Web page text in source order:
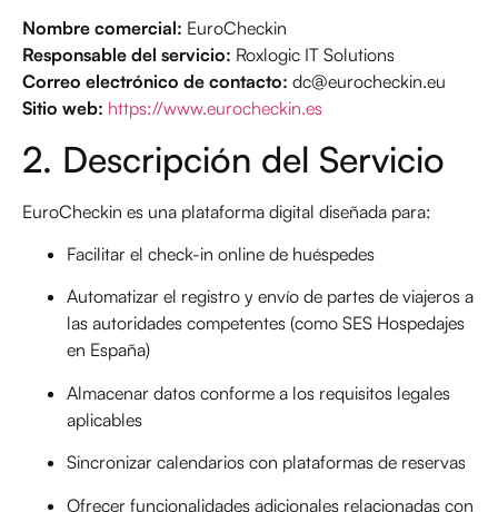
Nombre comercial: EuroCheckin
Responsable del servicio: Roxlogic IT Solutions
Correo electrónico de contacto: dc@eurocheckin.eu
Sitio web: https://www.eurocheckin.es
2. Descripción del Servicio
EuroCheckin es una plataforma digital diseñada para:
Facilitar el check-in online de huéspedes
Automatizar el registro y envío de partes de viajeros a
las autoridades competentes (como SES Hospedajes
en España)
Almacenar datos conforme a los requisitos legales
aplicables
Sincronizar calendarios con plataformas de reservas
Ofrecer funcionalidades adicionales relacionadas con